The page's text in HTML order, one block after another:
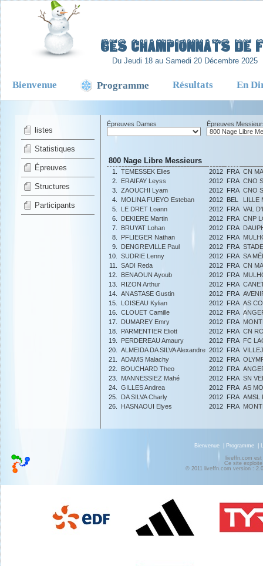
6es Championnats de
Du Jeudi 18 au Samedi 20 Décembre 2025
Bienvenue Programme Résultats En
listes
Statistiques
Épreuves
Structures
Participants
Épreuves Dames Épreuves
800 Nage Libre Messieurs
1. TEMESSEK Elies 2012 FRA CN
2.
ERAIFAY Leyss 2012 FRA CNO
3.
ZAOUCHI Lyam 2012 FRA CNO
4.
MOLINA FUEYO Esteban 2012 BEL
LILLE
5.
LE DRET Loann 2012 FRA VAL
6.
DEKIERE Martin 2012 FRA CNP
7.
BRUYAT Lohan 2012 FRA
8.
PFLIEGER Nathan 2012 FRA
9.
DENGREVILLE Paul 2012 FRA
10.
SUDRIE Lenny 2012 FRA SA
11.
SADI Reda 2012 FRA CN
12.
BENAOUN Ayoub 2012 FRA
13.
RIZON Arthur 2012 FRA
14.
ANASTASE Gustin 2012 FRA
15.
LOISEAU Kylian 2012 FRA AS
16.
CLOUET Camille 2012 FRA
17.
DUMAREY Emry 2012 FRA
18.
PARMENTIER Eliott 2012 FRA CN
19.
PERDEREAU Amaury 2012 FRA FC
20.
ALMEIDA DA SILVA Alexandre 2012 FRA
21.
ADAMS Malachy 2012 FRA
22.
BOUCHARD Theo 2012 FRA
23.
MANNESSIEZ Mahé 2012 FRA SN
24.
GILLES Andrea 2012 FRA AS
25.
DA SILVA Charly 2012 FRA AMSL
26.
HASNAOUI Elyes 2012 FRA
Bienvenue Programme
liveffn.com
Ce site
© 2011 liveffn.com version :